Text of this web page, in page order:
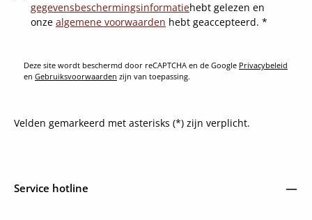
gegevensbeschermingsinformatiehebt gelezen en
onze algemene voorwaarden hebt geaccepteerd. *
Deze site wordt beschermd door reCAPTCHA en de Google Privacybeleid
en Gebruiksvoorwaarden zijn van toepassing.
Velden gemarkeerd met asterisks (*) zijn verplicht.
Service hotline